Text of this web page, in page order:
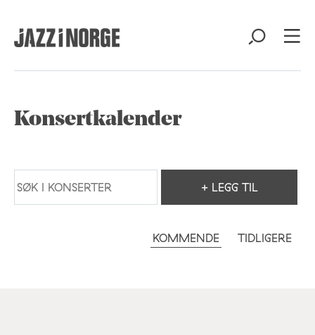
Konsertkalender
+ LEGG TIL
KOMMENDE TIDLIGERE